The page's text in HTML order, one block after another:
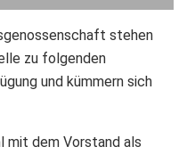
stehen
zu folgenden
und kümmern sich
mit dem Vorstand als